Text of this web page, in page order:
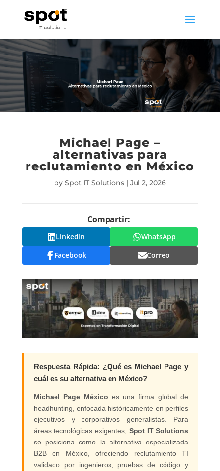
Michael Page –
alternativas para
reclutamiento en México
by Spot IT Solutions| Jul 2, 2026
Compartir:
LinkedIn
WhatsApp
Facebook
Correo
Respuesta Rápida: ¿Qué es Michael Page y
cuál es su alternativa en México?
Michael Page México es una firma global de
headhunting, enfocada históricamente en perfiles
ejecutivos y corporativos generalistas. Para
áreas tecnológicas exigentes, Spot IT Solutions
se posiciona como la alternativa especializada
B2B en México, ofreciendo reclutamiento TI
validado por ingenieros, pruebas de código y